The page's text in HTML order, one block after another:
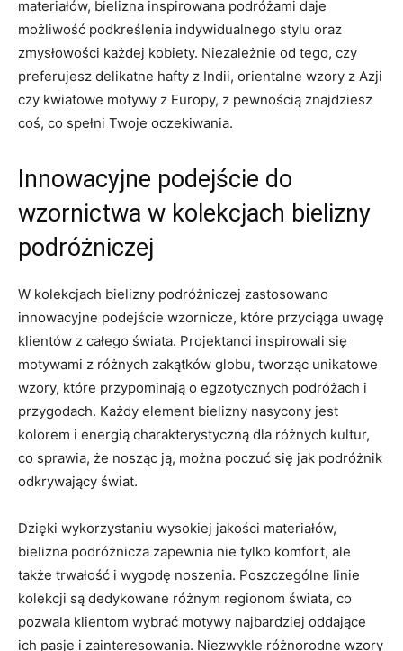
materiałów, bielizna⁣ inspirowana podróżami ⁢daje
możliwość podkreślenia indywidualnego stylu oraz ​
zmysłowości każdej kobiety. Niezależnie od tego, czy
preferujesz​ delikatne hafty z Indii, orientalne‍ wzory z​ Azji‌
czy ⁣kwiatowe motywy z Europy, ⁣z pewnością znajdziesz
coś, co spełni Twoje oczekiwania.
Innowacyjne podejście ⁤do ​
wzornictwa ‌w kolekcjach bielizny
podróżniczej
W kolekcjach bielizny podróżniczej zastosowano
innowacyjne podejście wzornicze, które‍ przyciąga uwagę
klientów‍ z całego świata.⁣ Projektanci inspirowali się
motywami z różnych zakątków globu, ‍tworząc unikatowe
wzory, które ⁤przypominają o egzotycznych podróżach i
przygodach. Każdy ⁢element⁤ bielizny nasycony jest
kolorem i energią charakterystyczną dla różnych kultur,
co sprawia, że ‍nosząc ją, można poczuć ‌się jak podróżnik
odkrywający świat.
Dzięki wykorzystaniu wysokiej ‌jakości materiałów,⁣
bielizna podróżnicza zapewnia nie tylko‌ komfort, ale
także trwałość⁢ i‌ wygodę noszenia. Poszczególne linie
kolekcji są dedykowane różnym regionom świata, co
pozwala klientom wybrać⁢ motywy ⁤najbardziej oddające
ich pasje i zainteresowania. Niezwykle różnorodne wzory